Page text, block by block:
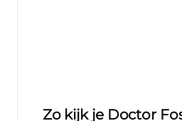
Zo kijk je Doctor